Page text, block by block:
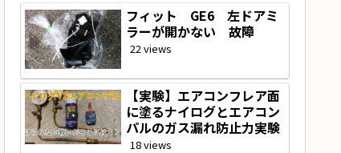
フィット GE6 左ドアミ
ラーが開かない 故障
22 views
【実験】エアコンフレア面
に塗るナイログとエアコン
パルのガス漏れ防止力実験
18 views